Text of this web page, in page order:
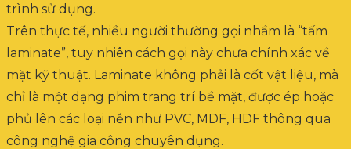
trình sử dụng.
Trên thực tế, nhiều người thường gọi nhầm là “tấm
laminate”, tuy nhiên cách gọi này chưa chính xác về
mặt kỹ thuật. Laminate không phải là cốt vật liệu, mà
chỉ là một dạng phim trang trí bề mặt, được ép hoặc
phủ lên các loại nền như PVC, MDF, HDF thông qua
công nghệ gia công chuyên dụng.